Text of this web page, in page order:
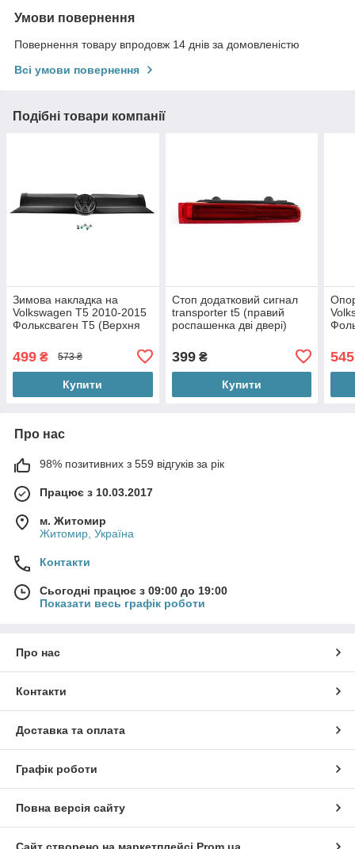
Умови повернення
Повернення товару впродовж 14 днів за домовленістю
Всі умови повернення
Подібні товари компанії
Зимова накладка на
Volkswagen T5 2010-2015
Фольксваген Т5 (Верхня
кріпленнями)
499 ₴ 573 ₴
Купити
Стоп додатковий сигнал
transporter t5 (правий
роспашенка дві двері)
Фольксваген VW T5
399₴
Купити
545
Про нас
98% позитивних з 559 відгуків за рік
Працює з 10.03.2017
м. Житомир
Житомир, Україна
Контакти
Сьогодні працює з 09:00 до 19:00
Показати весь графік роботи
Про нас
Контакти
Доставка та оплата
Графік роботи
Повна версія сайту